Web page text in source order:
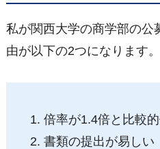
私が関西大学の商学部の公
由が以下の2つになります。
倍率が1.4倍と比較
書類の提出が易しい